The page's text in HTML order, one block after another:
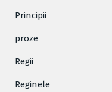
Principii
proze
Regii
Reginele